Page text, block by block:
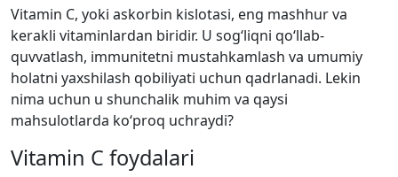
Vitamin C, yoki askorbin kislotasi, eng mashhur va
kerakli vitaminlardan biridir. U sog‘liqni qo‘llab-
quvvatlash, immunitetni mustahkamlash va umumiy
holatni yaxshilash qobiliyati uchun qadrlanadi. Lekin
nima uchun u shunchalik muhim va qaysi
mahsulotlarda ko‘proq uchraydi?
Vitamin C foydalari